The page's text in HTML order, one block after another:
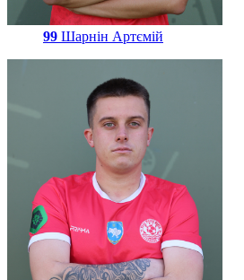
99 Шарнін Артємій